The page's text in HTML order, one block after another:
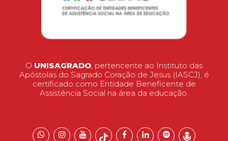
O UNISAGRADO, pertencente ao Instituto das
Apóstolas do Sagrado Coração de Jesus (IASCJ), é
certificado como Entidade Beneficente de
Assistência Social na área da educação.